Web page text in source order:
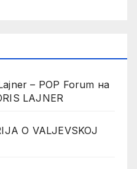
– POP Forum на
LAJNER
O VALJEVSKOJ